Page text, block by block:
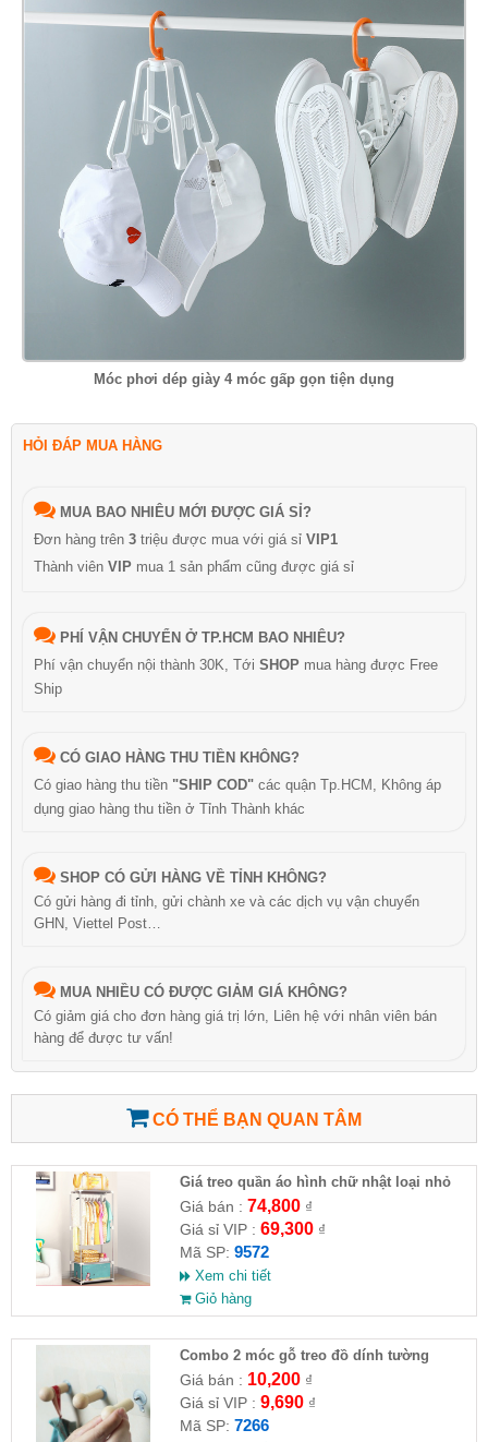
Móc phơi dép giày 4 móc gấp gọn tiện dụng
HỎI ĐÁP MUA HÀNG
MUA BAO NHIÊU MỚI ĐƯỢC GIÁ SỈ?
Đơn hàng trên 3 triệu được mua với giá sỉ VIP1
Thành viên VIP mua 1 sản phẩm cũng được giá sỉ
PHÍ VẬN CHUYỂN Ở TP.HCM BAO NHIÊU?
Phí vận chuyển nội thành 30K, Tới SHOP mua hàng được Free
Ship
CÓ GIAO HÀNG THU TIỀN KHÔNG?
Có giao hàng thu tiền "SHIP COD" các quận Tp.HCM, Không áp
dụng giao hàng thu tiền ở Tỉnh Thành khác
SHOP CÓ GỬI HÀNG VỀ TỈNH KHÔNG?
Có gửi hàng đi tỉnh, gửi chành xe và các dịch vụ vận chuyển
GHN, Viettel Post…
MUA NHIỀU CÓ ĐƯỢC GIẢM GIÁ KHÔNG?
Có giảm giá cho đơn hàng giá trị lớn, Liên hệ với nhân viên bán
hàng để được tư vấn!
CÓ THỂ BẠN QUAN TÂM
Giá treo quần áo hình chữ nhật loại nhỏ
(HĐ )
Giá bán : 74,800₫
Giá sỉ VIP : 69,300₫
Mã SP: 9572
Xem chi tiết
Giỏ hàng
Combo 2 móc gỗ treo đồ dính tường
Giá bán : 10,200₫
Giá sỉ VIP : 9,690₫
Mã SP: 7266